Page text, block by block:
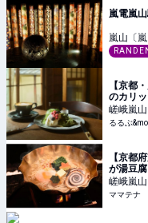
嵐電嵐
嵐山〔
【京都
のカリ
イーツ
嵯峨嵐
るるぶ
【京都
が湯豆
マテナ
嵯峨嵐
ママテナ